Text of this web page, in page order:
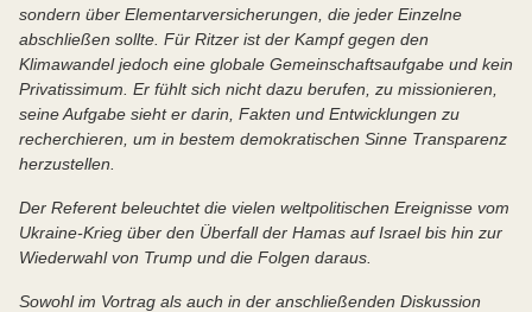
sondern über Elementarversicherungen, die jeder Einzelne
abschließen sollte. Für Ritzer ist der Kampf gegen den
Klimawandel jedoch eine globale Gemeinschaftsaufgabe und kein
Privatissimum. Er fühlt sich nicht dazu berufen, zu missionieren,
seine Aufgabe sieht er darin, Fakten und Entwicklungen zu
recherchieren, um in bestem demokratischen Sinne Transparenz
herzustellen.
Der Referent beleuchtet die vielen weltpolitischen Ereignisse vom
Ukraine-Krieg über den Überfall der Hamas auf Israel bis hin zur
Wiederwahl von Trump und die Folgen daraus.
Sowohl im Vortrag als auch in der anschließenden Diskussion